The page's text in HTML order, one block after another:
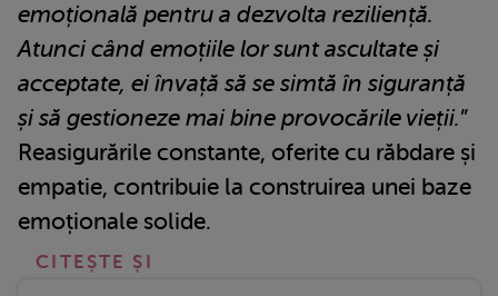
emoțională pentru a dezvolta reziliență.
Atunci când emoțiile lor sunt ascultate și
acceptate, ei învață să se simtă în siguranță
și să gestioneze mai bine provocările vieții.”
Reasigurările constante, oferite cu răbdare și
empatie, contribuie la construirea unei baze
emoționale solide.